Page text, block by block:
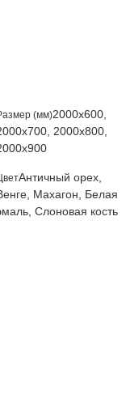
(мм)2000x600,
2000x800,
Античный орех,
Махагон, Белая
Слоновая кость